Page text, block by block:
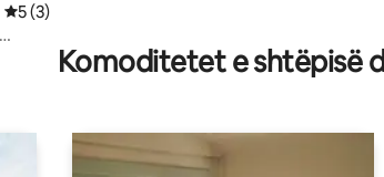
Vlerësimi mesatar 5 nga 5, 3 vlerësime
5 (3)
Komoditetet e shtëpisë